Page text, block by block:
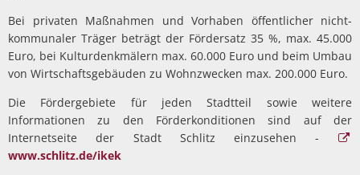
Bei privaten Maßnahmen und Vorhaben öffentlicher nicht-
kommu­naler Träger beträgt der Fördersatz 35 %, max. 45.000
Euro, bei Kulturdenkmälern max. 60.000 Euro und beim Umbau
von Wirt­schaftsgebäuden zu Wohnzwecken max. 200.000 Euro.
Die Fördergebiete für jeden Stadtteil sowie weitere
Informationen zu den Förderkonditionen sind auf der
Internetseite der Stadt Schlitz einzusehen -
www.schlitz.de/ikek